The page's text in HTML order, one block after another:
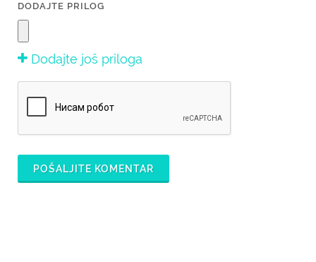
DODAJTE PRILOG
Dodajte još priloga
POŠALJITE KOMENTAR